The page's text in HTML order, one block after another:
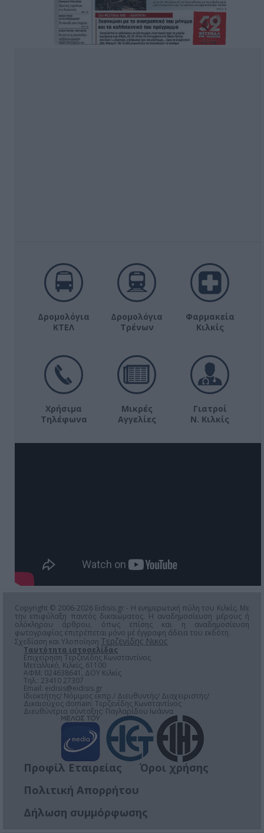
Δρομολόγια
ΚΤΕΛ
Δρομολόγια
Τρένων
Φαρμακεία
Κιλκίς
Χρήσιμα
Τηλέφωνα
Μικρές
Αγγελίες
Γιατροί
Ν. Κιλκίς
Copyright © 2006-2026 Eidisis.gr - Η ενημερωτική πύλη του Κιλκίς. Με
την επιφύλαξη παντός δικαιώματος. Η αναδημοσίευση μέρους ή
ολόκληρου άρθρου, όπως επίσης και η αναδημοσίευση
φωτογραφίας επιτρέπεται μόνο μέ έγγραφη άδεια του εκδότη.
Σχεδίαση και Υλοποίηση Τερζενίδης Νικος
Ταυτότητα ιστοσελίδας
Επιχείρηση Τερζενίδης Κωνσταντίνος
Μεταλλικό, Κιλκίς, 61100
ΑΦΜ: 024638641, ΔΟΥ Κιλκίς
Τηλ.: 23410 27307
Email: eidisis@eidisis.gr
Ιδιοκτήτης/ Νόμιμος εκπρ./ Διευθυντής/ Διαχειριστής/
Δικαιούχος domain: Τερζενίδης Κωνσταντίνος
Διευθύντρια σύνταξης: Παγλαρίδου Ιωάννα
Προφίλ Εταιρείας
Όροι χρήσης
Πολιτική Απορρήτου
Δήλωση συμμόρφωσης